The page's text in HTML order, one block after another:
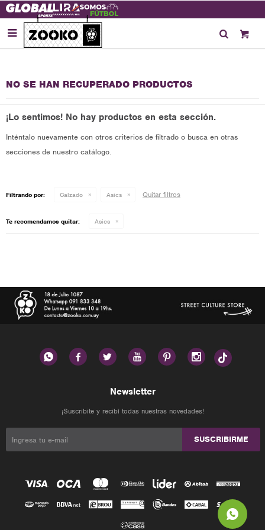

NO SE HAN RECUPERADO PRODUCTOS
¡Lo sentimos! No hay productos en esta sección.
Inténtalo nuevamente con otros criterios de filtrado o busca en otras
secciones de nuestro catálogo.
Filtrando por: Calzado Asics Quitar filtros
Te recomendamos quitar: Asics
     
Newsletter
¡Suscribite y recibí todas nuestras novedades!
SUSCRIBIRME